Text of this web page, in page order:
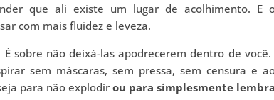
que ali existe um lugar de acolhimento. E
com mais fluidez e leveza.
É sobre não deixá-las apodrecerem dentro de você.
sem máscaras, sem pressa, sem censura e
para não explodir ou para simplesmente